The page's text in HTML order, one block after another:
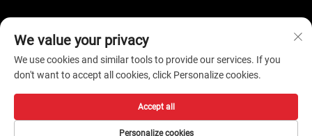
कॉपीराइट © 2026 शेनझेन आय-लाइक फाइन केमिकल कंपनी, लि. सर्व हक्क राखीव. -
We value your privacy
We use cookies and similar tools to provide our services. If you
don't want to accept all cookies, click Personalize cookies.
Personalize cookies
Accept all